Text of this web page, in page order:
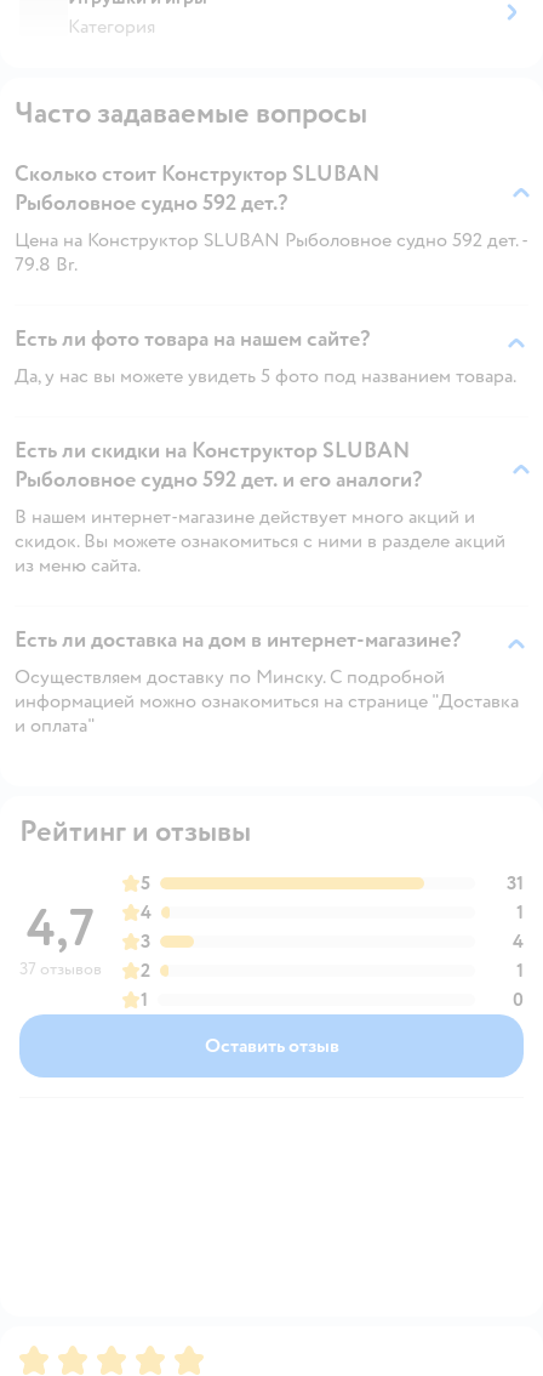
Категория
Часто задаваемые вопросы
Сколько стоит Конструктор SLUBAN
Рыболовное судно 592 дет.?
Цена на Конструктор SLUBAN Рыболовное судно 592 дет. -
79.8 Br.
Есть ли фото товара на нашем сайте?
Да, у нас вы можете увидеть 5 фото под названием товара.
Есть ли скидки на Конструктор SLUBAN
Рыболовное судно 592 дет. и его аналоги?
В нашем интернет-магазине действует много акций и
скидок. Вы можете ознакомиться с ними в разделе акций
из меню сайта.
Есть ли доставка на дом в интернет-магазине?
Осуществляем доставку по Минску. С подробной
информацией можно ознакомиться на странице "Доставка
и оплата"
Рейтинг и отзывы
4,7
37 отзывов
5
31
4
1
3
4
2
1
1
0
Оставить отзыв
Рейтинг:5